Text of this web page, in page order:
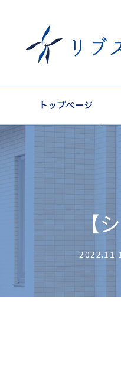
トップページ
【